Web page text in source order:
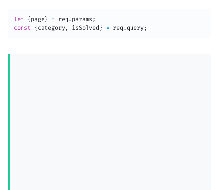
let { page } = req . params ;
const
{ category, isSolved } = req . query;